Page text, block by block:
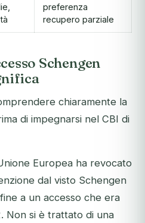
preferenza
recupero parziale
Schengen
chiaramente la
di impegnarsi nel CBI di
Europea ha revocato
dal visto Schengen
a un accesso che era
Non si è trattato di una